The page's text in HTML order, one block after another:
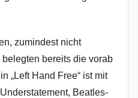
zumindest nicht
bereits die vorab
„Left Hand Free“ ist mit
Beatles-